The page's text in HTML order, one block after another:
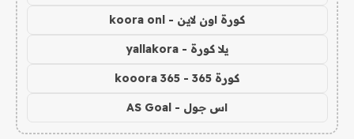
كورة اون لاين - koora onl
يلا كورة - yallakora
كورة 365 - kooora 365
اس جول - AS Goal